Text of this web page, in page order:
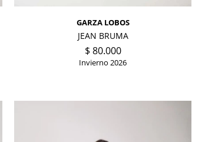
GARZA LOBOS
JEAN BRUMA
$ 80.000
Invierno 2026